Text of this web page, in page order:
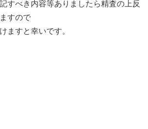
すべき内容等ありましたら精査の上反
すので
ますと幸いです。